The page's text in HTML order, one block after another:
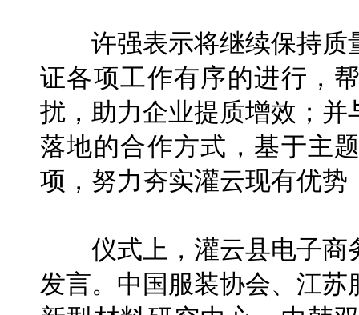
许强表示将继续保持质
证各项工作有序的进行，
扰，助力企业提质增效；
落地的合作方式，基于主
项，努力夯实灌云现有优
仪式上，灌云县电子商
发言。中国服装协会、江